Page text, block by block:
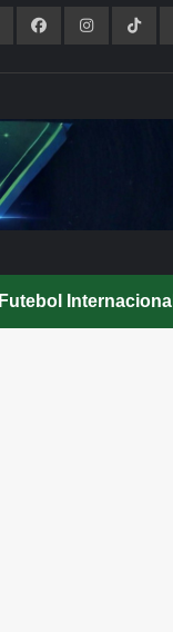
Futebol Internacional